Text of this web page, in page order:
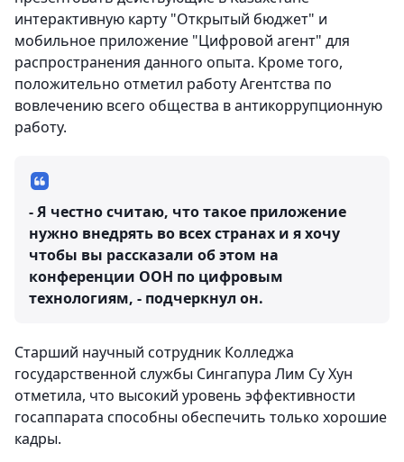
интерактивную карту "Открытый бюджет" и
мобильное приложение "Цифровой агент" для
распространения данного опыта. Кроме того,
положительно отметил работу Агентства по
вовлечению всего общества в антикоррупционную
работу.
- Я честно считаю, что такое приложение
нужно внедрять во всех странах и я хочу
чтобы вы рассказали об этом на
конференции ООН по цифровым
технологиям, - подчеркнул он.
Старший научный сотрудник Колледжа
государственной службы Сингапура Лим Су Хун
отметила, что высокий уровень эффективности
госаппарата способны обеспечить только хорошие
кадры.